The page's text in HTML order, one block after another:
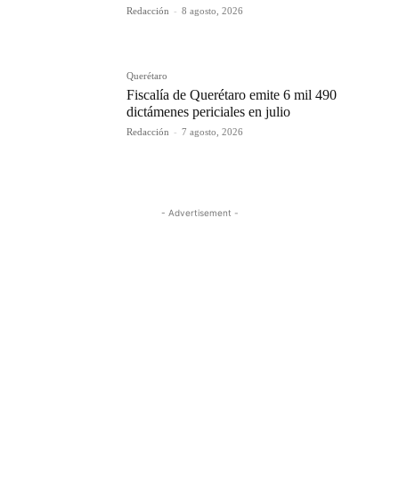
Redacción - 8 agosto, 2026
Querétaro
Fiscalía de Querétaro emite 6 mil 490
dictámenes periciales en julio
Redacción - 7 agosto, 2026
- Advertisement -